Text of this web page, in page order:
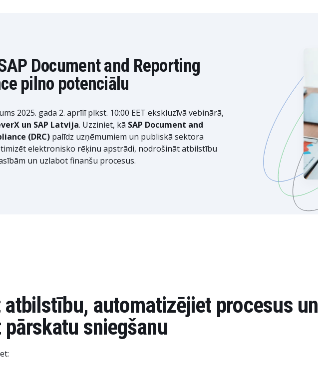
Document and Reporting
pilno potenciālu
2025. gada 2. aprīlī plkst. 10:00 EET ekskluzīvā vebinārā,
un SAP Latvija. Uzziniet, kā SAP Document and
(DRC) palīdz uzņēmumiem un publiskā sektora
elektronisko rēķinu apstrādi, nodrošināt atbilstību
un uzlabot finanšu procesus.
automatizējiet procesus un
sniegšanu